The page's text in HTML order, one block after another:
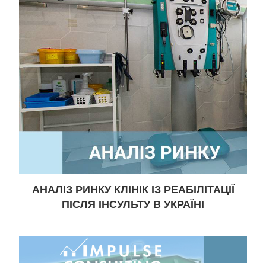
АНАЛІЗ РИНКУ КЛІНІК ІЗ РЕАБІЛІТАЦІЇ
ПІСЛЯ ІНСУЛЬТУ В УКРАЇНІ